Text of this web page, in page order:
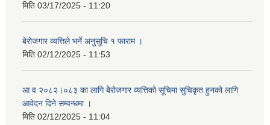
मिति 03/17/2025 - 11:20
बेरोजगार व्यत्तिले भर्ने अनुसूचि १ फाराम ।
मिति 02/12/2025 - 11:53
आ व २०८२।०८३ का लागि बेेरोजगार व्यत्तिको सूचिमा सुचिकृत हुनको लागि
आवेदन दिने सम्वन्धमा ।
मिति 02/12/2025 - 11:04